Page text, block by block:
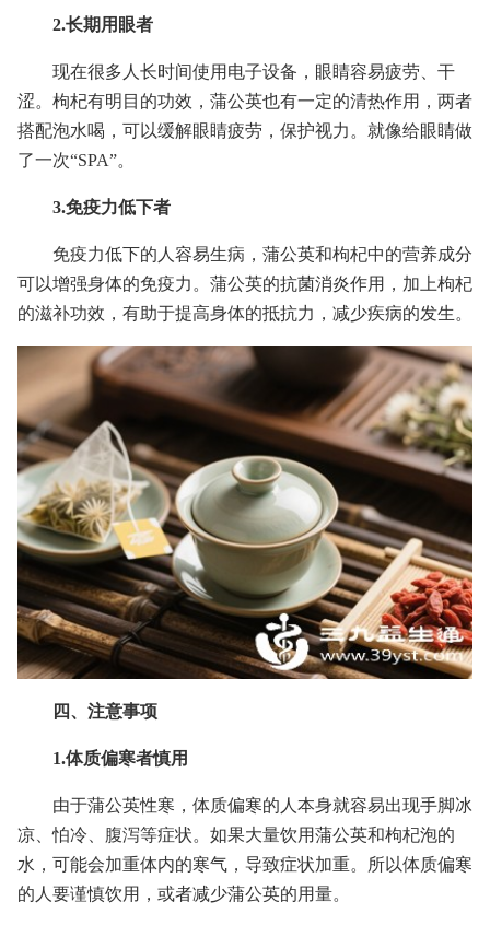
2.长期用眼者
现在很多人长时间使用电子设备，眼睛容易疲劳、干
涩。枸杞有明目的功效，蒲公英也有一定的清热作用，两者
搭配泡水喝，可以缓解眼睛疲劳，保护视力。就像给眼睛做
了一次“SPA”。
3.免疫力低下者
免疫力低下的人容易生病，蒲公英和枸杞中的营养成分
可以增强身体的免疫力。蒲公英的抗菌消炎作用，加上枸杞
的滋补功效，有助于提高身体的抵抗力，减少疾病的发生。
四、注意事项
1.体质偏寒者慎用
由于蒲公英性寒，体质偏寒的人本身就容易出现手脚冰
凉、怕冷、腹泻等症状。如果大量饮用蒲公英和枸杞泡的
水，可能会加重体内的寒气，导致症状加重。所以体质偏寒
的人要谨慎饮用，或者减少蒲公英的用量。